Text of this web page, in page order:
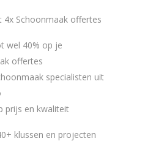
4x Schoonmaak offertes
wel 40% op je
offertes
specialisten uit
prijs en kwaliteit
klussen en projecten